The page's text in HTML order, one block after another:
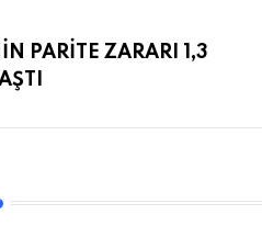
PARİTE ZARARI 1,3